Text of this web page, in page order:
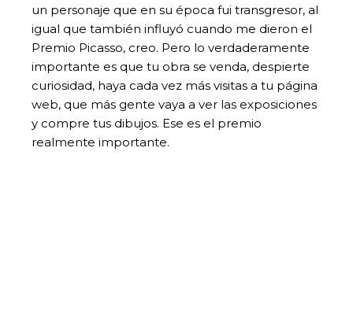
un personaje que en su época fui transgresor, al
igual que también influyó cuando me dieron el
Premio Picasso, creo. Pero lo verdaderamente
importante es que tu obra se venda, despierte
curiosidad, haya cada vez más visitas a tu página
web, que más gente vaya a ver las exposiciones
y compre tus dibujos. Ese es el premio
realmente importante.